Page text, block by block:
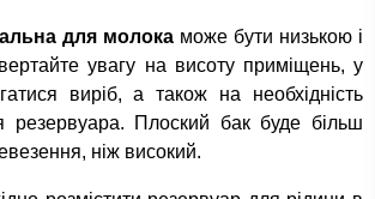
для молока може бути низькою і
увагу на висоту приміщень, у
виріб, а також на необхідність
резервуара. Плоский бак буде більш
ніж високий.